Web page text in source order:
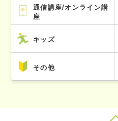
通信講座/オンライン講
座
キッズ
その他